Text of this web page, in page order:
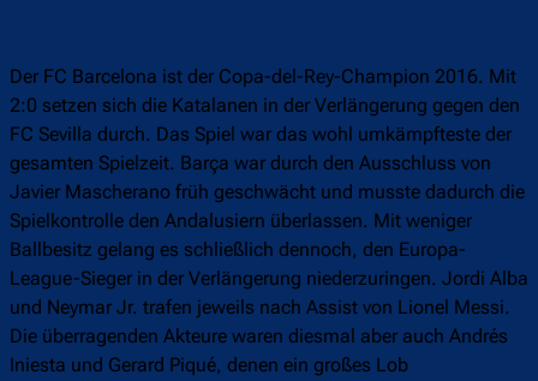
Der FC Barcelona ist der Copa-del-Rey-Champion 2016. Mit
2:0 setzen sich die Katalanen in der Verlängerung gegen den
FC Sevilla durch. Das Spiel war das wohl umkämpfteste der
gesamten Spielzeit. Barça war durch den Ausschluss von
Javier Mascherano früh geschwächt und musste dadurch die
Spielkontrolle den Andalusiern überlassen. Mit weniger
Ballbesitz gelang es schließlich dennoch, den Europa-
League-Sieger in der Verlängerung niederzuringen. Jordi Alba
und Neymar Jr. trafen jeweils nach Assist von Lionel Messi.
Die überragenden Akteure waren diesmal aber auch Andrés
Iniesta und Gerard Piqué, denen ein großes Lob